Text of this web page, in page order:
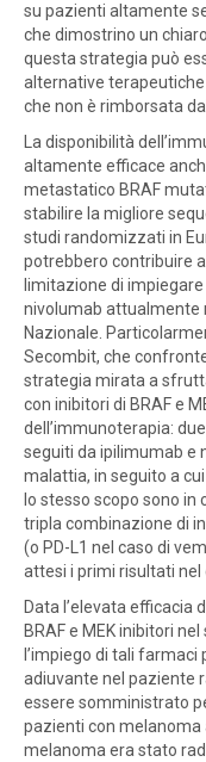
su pazienti altamente
che dimostrino un
questa strategia può
alternative
che non è rimborsata
La disponibilità
altamente efficace
metastatico BRAF
stabilire la migliore
studi randomizzati in
potrebbero contribuire
limitazione di
nivolumab attualmente
Nazionale.
Secombit, che
strategia mirata a
con inibitori di BRAF e
dell’immunoterapia:
seguiti da ipilimumab e
malattia, in seguito a
lo stesso scopo sono
tripla combinazione di
(o PD-L1 nel caso di
attesi i primi risultati nel
Data l’elevata
BRAF e MEK inibitori
l’impiego di tali
adiuvante nel paziente
essere somministrato
pazienti con melanoma
melanoma era stato